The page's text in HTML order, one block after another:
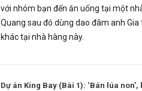
với nhóm bạn đến ăn uống tại một
Quang sau đó dùng dao đâm anh
khác tại nhà hàng này.
Dự án King Bay (Bài 1): ‘Bán lúa